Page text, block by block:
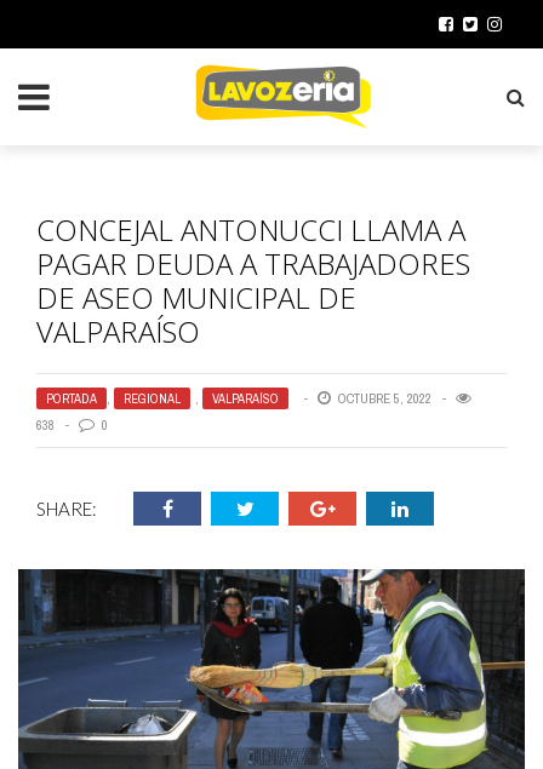
CONCEJAL ANTONUCCI LLAMA A
PAGAR DEUDA A TRABAJADORES
DE ASEO MUNICIPAL DE
VALPARAÍSO
PORTADA , REGIONAL , VALPARAÍSO
OCTUBRE 5, 2022
638
0
SHARE: